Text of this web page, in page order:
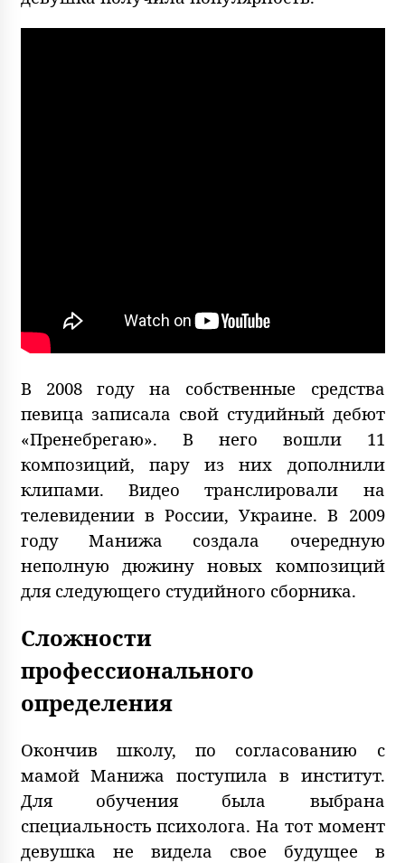
В 2008 году на собственные средства
певица записала свой студийный дебют
«Пренебрегаю». В него вошли 11
композиций, пару из них дополнили
клипами. Видео транслировали на
телевидении в России, Украине. В 2009
году Манижа создала очередную
неполную дюжину новых композиций
для следующего студийного сборника.
Сложности
профессионального
определения
Окончив школу, по согласованию с
мамой Манижа поступила в институт.
Для обучения была выбрана
специальность психолога. На тот момент
девушка не видела свое будущее в